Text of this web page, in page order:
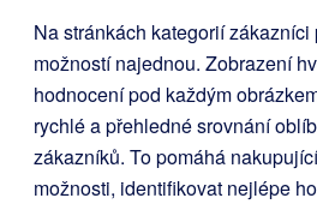
Na stránkách kategorií
možností najednou. Zobrazení
hodnocení pod každým
rychlé a přehledné srovnání
zákazníků. To pomáhá
možnosti, identifikovat nejlépe